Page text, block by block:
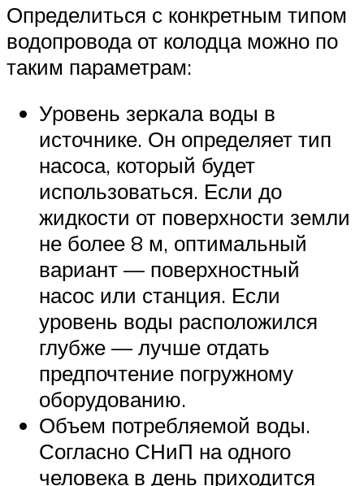
Определиться с конкретным типом
водопровода от колодца можно по
таким параметрам:
Уровень зеркала воды в
источнике. Он определяет тип
насоса, который будет
использоваться. Если до
жидкости от поверхности земли
не более 8 м, оптимальный
вариант — поверхностный
насос или станция. Если
уровень воды расположился
глубже — лучше отдать
предпочтение погружному
оборудованию.
Объем потребляемой воды.
Согласно СНиП на одного
человека в день приходится